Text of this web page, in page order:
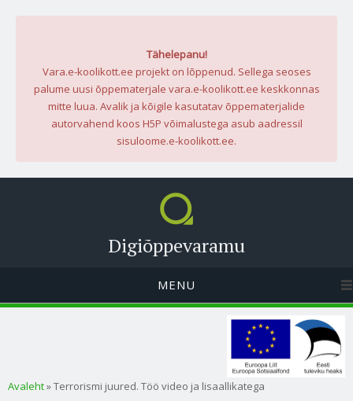
Tähelepanu!
Vara.e-koolikott.ee projekt on lõppenud. Sellega seoses
palume uusi õppematerjale vara.e-koolikott.ee keskkonnas
mitte luua. Avalik ja kõigile kasutatav õppematerjalide
autorvahend koos H5P võimalustega asub aadressil
sisuloome.e-koolikott.ee.
Digiõppevaramu
MENU
Sa oled siin
Avaleht» Terrorismi juured. Töö video ja lisaallikatega